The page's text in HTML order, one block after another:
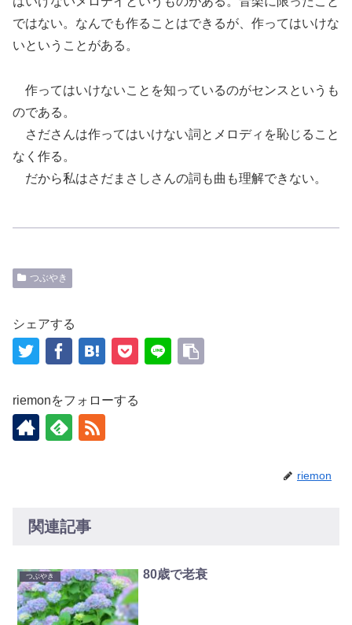
ではない。なんでも作ることはできるが、作ってはいけな
いということがある。
作ってはいけないことを知っているのがセンスというも
のである。
さださんは作ってはいけない詞とメロディを恥じること
なく作る。
だから私はさだまさしさんの詞も曲も理解できない。
つぶやき
シェアする
riemonをフォローする
riemon
関連記事
つぶやき 80歳で老衰